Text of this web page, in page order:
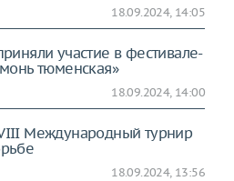
18.09.2024, 14:05
участие в фестивале-
тюменская»
18.09.2024, 14:00
Международный турнир
18.09.2024, 13:56